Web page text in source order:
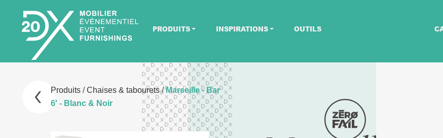
PRODUITS INSPIRATIONS OUTILS
Produits/Chaises & tabourets/Marseille - Bar
6' - Blanc & Noir